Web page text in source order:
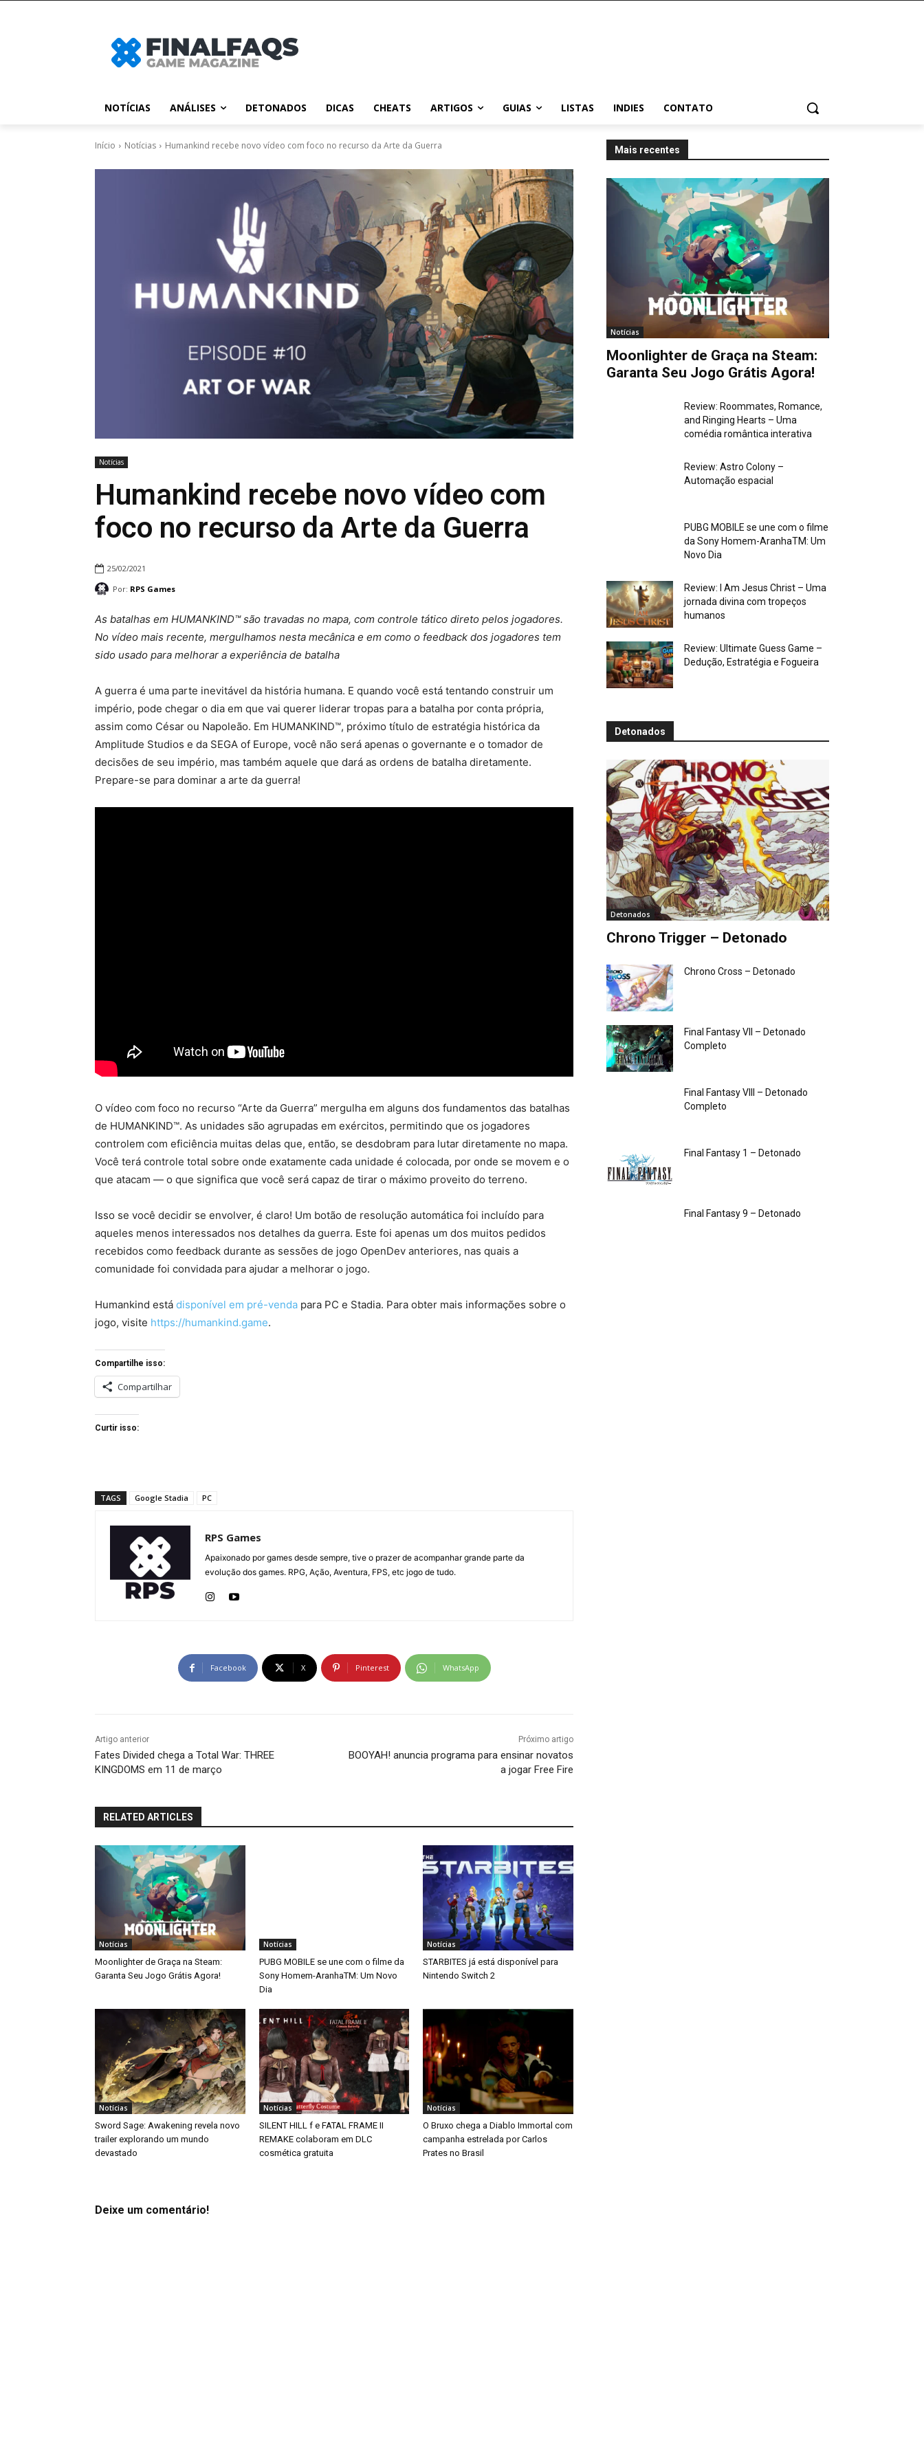
NOTÍCIAS ANÁLISES DETONADOS DICAS CHEATS ARTIGOS GUIAS LISTAS INDIES CONTATO
Início Notícias Humankind recebe novo vídeo com foco no recurso da Arte da Guerra
Notícias
Humankind recebe novo vídeo com
foco no recurso da Arte da Guerra
25/02/2021
Por: RPS Games
As batalhas em HUMANKIND™ são travadas no mapa, com controle tático direto pelos jogadores.
No vídeo mais recente, mergulhamos nesta mecânica e em como o feedback dos jogadores tem
sido usado para melhorar a experiência de batalha
A guerra é uma parte inevitável da história humana. E quando você está tentando construir um
império, pode chegar o dia em que vai querer liderar tropas para a batalha por conta própria,
assim como César ou Napoleão. Em HUMANKIND™, próximo título de estratégia histórica da
Amplitude Studios e da SEGA of Europe, você não será apenas o governante e o tomador de
decisões de seu império, mas também aquele que dará as ordens de batalha diretamente.
Prepare-se para dominar a arte da guerra!
O vídeo com foco no recurso “Arte da Guerra” mergulha em alguns dos fundamentos das batalhas
de HUMANKIND™. As unidades são agrupadas em exércitos, permitindo que os jogadores
controlem com eficiência muitas delas que, então, se desdobram para lutar diretamente no mapa.
Você terá controle total sobre onde exatamente cada unidade é colocada, por onde se movem e o
que atacam — o que significa que você será capaz de tirar o máximo proveito do terreno.
Isso se você decidir se envolver, é claro! Um botão de resolução automática foi incluído para
aqueles menos interessados ​​nos detalhes da guerra. Este foi apenas um dos muitos pedidos
recebidos como feedback durante as sessões de jogo OpenDev anteriores, nas quais a
comunidade foi convidada para ajudar a melhorar o jogo.
Humankind está disponível em pré-venda para PC e Stadia. Para obter mais informações sobre o
jogo, visite https://humankind.game.
Compartilhe isso:
Compartilhar
Curtir isso:
Mais recentes
Notícias
Moonlighter de Graça na Steam:
Garanta Seu Jogo Grátis Agora!
Review: Roommates, Romance,
and Ringing Hearts – Uma
comédia romântica interativa
Review: Astro Colony –
Automação espacial
PUBG MOBILE se une com o filme
da Sony Homem-AranhaTM: Um
Novo Dia
Review: I Am Jesus Christ – Uma
jornada divina com tropeços
humanos
Review: Ultimate Guess Game –
Dedução, Estratégia e Fogueira
Detonados
Detonados
Chrono Trigger – Detonado
Chrono Cross – Detonado
Final Fantasy VII – Detonado
Completo
Final Fantasy VIII – Detonado
Completo
Final Fantasy 1 – Detonado
Final Fantasy 9 – Detonado
TAGS Google Stadia PC
RPS Games
Apaixonado por games desde sempre, tive o prazer de acompanhar grande parte da
evolução dos games. RPG, Ação, Aventura, FPS, etc jogo de tudo.
Facebook X Pinterest WhatsApp
Artigo anterior
Fates Divided chega a Total War: THREE
KINGDOMS em 11 de março
Próximo artigo
BOOYAH! anuncia programa para ensinar novatos
a jogar Free Fire
RELATED ARTICLES
Notícias
Moonlighter de Graça na Steam:
Garanta Seu Jogo Grátis Agora!
Notícias
PUBG MOBILE se une com o filme da
Sony Homem-AranhaTM: Um Novo
Dia
Notícias
STARBITES já está disponível para
Nintendo Switch 2
Notícias
Sword Sage: Awakening revela novo
trailer explorando um mundo
devastado
Notícias
SILENT HILL f e FATAL FRAME II
REMAKE colaboram em DLC
cosmética gratuita
Notícias
O Bruxo chega a Diablo Immortal com
campanha estrelada por Carlos
Prates no Brasil
Deixe um comentário!